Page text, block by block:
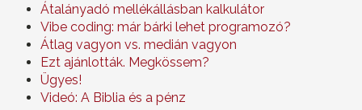
Átalányadó mellékállásban kalkulátor
Vibe coding: már bárki lehet programozó?
Átlag vagyon vs. medián vagyon
Ezt ajánlották. Megkössem?
Ügyes!
Videó: A Biblia és a pénz